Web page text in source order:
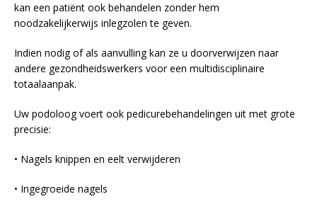
kan een patiënt ook behandelen zonder hem
noodzakelijkerwijs inlegzolen te geven.
Indien nodig of als aanvulling kan ze u doorverwijzen naar
andere gezondheidswerkers voor een multidisciplinaire
totaalaanpak.
Uw podoloog voert ook pedicurebehandelingen uit met grote
precisie:
• Nagels knippen en eelt verwijderen
• Ingegroeide nagels